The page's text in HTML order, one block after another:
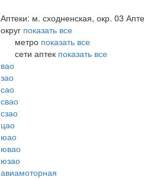
Аптеки: м. сходненская, окр. 03
округ показать все
метро показать все
сети аптек показать все
вао
зао
сао
свао
сзао
цао
юао
ювао
юзао
авиамоторная